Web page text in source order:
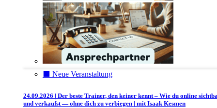
⬛️ Neue Veranstaltung
24.09.2026 | Der beste Trainer, den keiner kennt – Wie du online
und verkaufst — ohne dich zu verbiegen | mit Isaak Kesmen